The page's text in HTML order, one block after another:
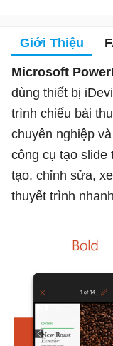
Giới Thiệu
Microsoft
dùng thiết bị
trình chiếu bài
chuyên nghiệp
công cụ tạo slide
tạo, chỉnh sửa,
thuyết trình